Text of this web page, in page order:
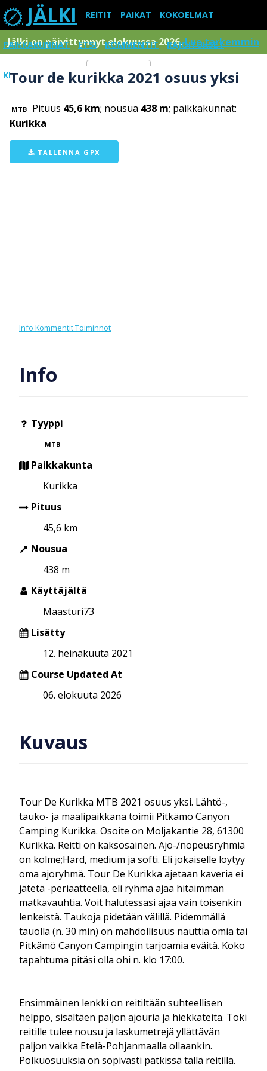
JÄLKI REITIT PAIKAT KOKOELMAT
PAIKKAKUNNAT ETSI KOMMENTIT RAJOITUKSET
KIRJAUDU SISÄÄN Menu
Jälki on päivittynnyt elokuussa 2026.Lue tarkemmin
Tour de kurikka 2021 osuus yksi
MTB Pituus 45,6 km; nousua 438 m; paikkakunnat:
Kurikka
TALLENNA GPX
Info KommentitToiminnot
Info
Tyyppi
MTB
Paikkakunta
Kurikka
Pituus
45,6 km
Nousua
438 m
Käyttäjältä
Maasturi73
Lisätty
12. heinäkuuta 2021
Course Updated At
06. elokuuta 2026
Kuvaus
Tour De Kurikka MTB 2021 osuus yksi. Lähtö-,
tauko- ja maalipaikkana toimii Pitkämö Canyon
Camping Kurikka. Osoite on Moljakantie 28, 61300
Kurikka. Reitti on kaksosainen. Ajo-/nopeusryhmiä
on kolme;Hard, medium ja softi. Eli jokaiselle löytyy
oma ajoryhmä. Tour De Kurikka ajetaan kaveria ei
jätetä -periaatteella, eli ryhmä ajaa hitaimman
matkavauhtia. Voit halutessasi ajaa vain toisenkin
lenkeistä. Taukoja pidetään välillä. Pidemmällä
tauolla (n. 30 min) on mahdollisuus nauttia omia tai
Pitkämö Canyon Campingin tarjoamia eväitä. Koko
tapahtuma pitäsi olla ohi n. klo 17:00.
Ensimmäinen lenkki on reitiltään suhteellisen
helppo, sisältäen paljon ajouria ja hiekkateitä. Toki
reitille tulee nousu ja laskumetrejä yllättävän
paljon vaikka Etelä-Pohjanmaalla ollaankin.
Polkuosuuksia on sopivasti pätkissä tällä reitillä.